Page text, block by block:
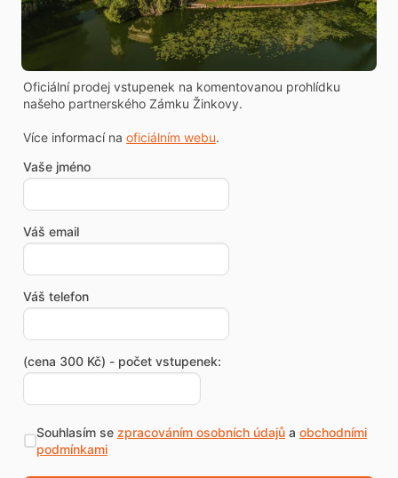
Oficiální prodej vstupenek na komentovanou prohlídku
našeho partnerského Zámku Žinkovy.
Více informací na oficiálním webu.
Vaše jméno
Váš email
Váš telefon
(cena 300 Kč) - počet vstupenek:
Souhlasím se zpracováním osobních údajůa obchodními
podmínkami